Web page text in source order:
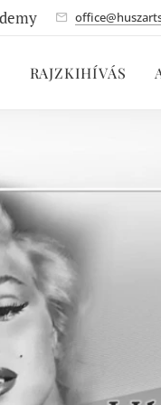
RAJZKIHÍVÁS